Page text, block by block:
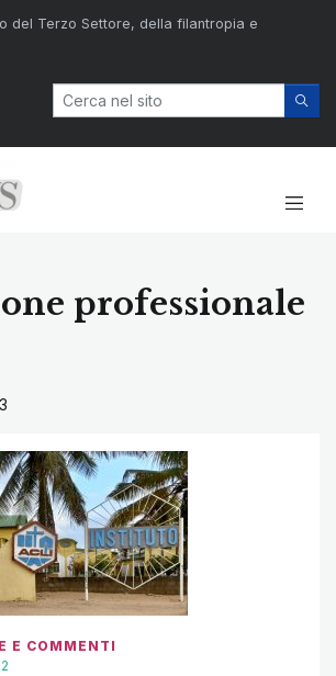
del Terzo Settore, della filantropia e
professionale
3
E COMMENTI